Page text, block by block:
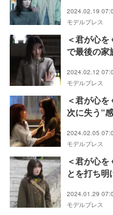
2024.02.19
モデルプレス
＜君が心
で最後の家
2024.02.12
モデルプレス
＜君が心
次に失う“
2024.02.05
モデルプレス
＜君が心
とを打ち明
2024.01.29
モデルプレス